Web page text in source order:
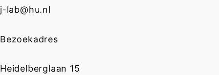
j-lab@hu.nl
Bezoekadres
Heidelberglaan 15